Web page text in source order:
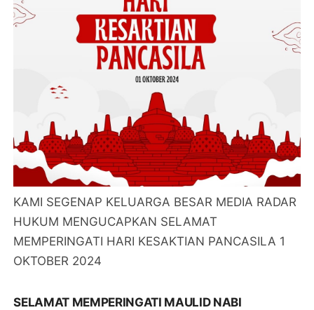
KAMI SEGENAP KELUARGA BESAR MEDIA RADAR
HUKUM MENGUCAPKAN SELAMAT
MEMPERINGATI HARI KESAKTIAN PANCASILA 1
OKTOBER 2024
SELAMAT MEMPERINGATI MAULID NABI